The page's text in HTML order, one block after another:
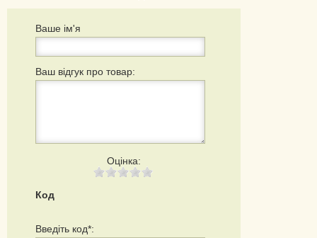
Ваше ім'я
Ваш відгук про товар:
Оцінка:
Код
Введіть код*: